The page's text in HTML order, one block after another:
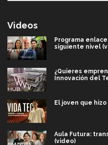
Videos
Programa
siguiente nivel
¿Quieres
Innovación del
El joven que
Aula Futura:
(video)